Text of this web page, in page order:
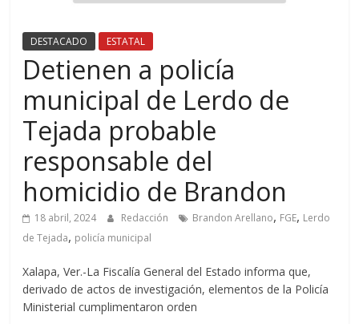
DESTACADO ESTATAL
Detienen a policía
municipal de Lerdo de
Tejada probable
responsable del
homicidio de Brandon
18 abril, 2024 Redacción Brandon Arellano, FGE, Lerdo
de Tejada, policía municipal
Xalapa, Ver.-La Fiscalía General del Estado informa que,
derivado de actos de investigación, elementos de la Policía
Ministerial cumplimentaron orden